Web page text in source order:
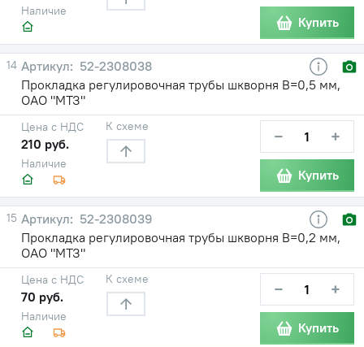
Наличие
Купить
14
52-2308038
Прокладка регулировочная трубы шкворня В=0,5 мм,
ОАО "МТЗ"
Наличие
Цена с НДС
210 руб.
К схеме − +
Купить
15
52-2308039
Прокладка регулировочная трубы шкворня В=0,2 мм,
ОАО "МТЗ"
Наличие
Цена с НДС
70 руб.
К схеме − +
Купить